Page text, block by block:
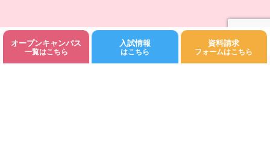
オープンキャンパス
一覧はこちら
入試情報
はこちら
資料請求
フォームはこちら
©Fukuoka Kodomo Junior College 都築学園.All rights reserved.